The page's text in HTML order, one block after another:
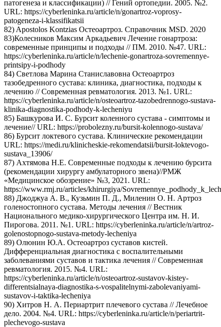
патогенеза и классификации) // Гений ортопедии. 2005. №2.
URL: https://cyberleninka.ru/article/n/gonartroz-voprosy-
patogeneza-i-klassifikatsii
82) Apostolos Kontzias Остеоартроз. Справочник MSD. 2020
83)Колесников Максим Аркадьевич Лечение гонартроза:
современные принципы и подходы // ПМ. 2010. №47. URL:
https://cyberleninka.ru/article/n/lechenie-gonartroza-sovremennye-
printsipy-i-podhody
84) Светлова Марина Станиславовна Остеоартроз
тазобедренного сустава: клиника, диагностика, подходы к
лечению // Современная ревматология. 2013. №1. URL:
https://cyberleninka.ru/article/n/osteoartroz-tazobedrennogo-sustava-
klinika-diagnostika-podhody-k-lecheniyu
85) Башкурова И. С. Бурсит коленного сустава - симптомы и
лечение// URL: https://probolezny.ru/bursit-kolennogo-sustava/
86) Бурсит локтевого сустава. Клинические рекомендации
URL: https://medi.ru/klinicheskie-rekomendatsii/bursit-loktevogo-
sustava_13906/
87) Ахтямова Н.Е. Современные подходы к лечению бурсита
(рекомендации хирургу амбулаторного звена)//РМЖ
«Медицинское обозрение» №3, 2021. URL:
https://www.rmj.ru/articles/khirurgiya/
88) Джоджуа А. В., Кузьмин П. Д., Миленин О. Н. Артроз
голеностопного сустава. Методы лечения // Вестник
Национального медико-хирургического Центра им. Н. И.
Пирогова. 2011. №1. URL: https://cyberleninka.ru/article/n/artroz-
golenostopnogo-sustava-metody-lecheniya
89) Олюнин Ю.А. Остеоартроз суставов кистей.
Дифференциальная диагностика с воспалительными
заболеваниями суставов и тактика лечения // Современная
ревматология. 2015. №4. URL:
https://cyberleninka.ru/article/n/osteoartroz-sustavov-kistey-
differentsialnaya-diagnostika-s-vospalitelnymi-zabolevaniyami-
sustavov-i-taktika-lecheniya
90) Хитров Н. А. Периартрит плечевого сустава // Лечебное
дело. 2004. №4. URL: https://cyberleninka.ru/article/n/periartrit-
plechevogo-sustava